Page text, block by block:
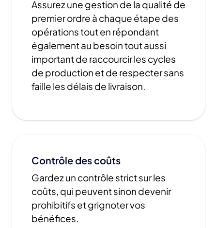
Assurez une gestion de la qualité de
premier ordre à chaque étape des
opérations tout en répondant
également au besoin tout aussi
important de raccourcir les cycles
de production et de respecter sans
faille les délais de livraison.
Contrôle des coûts
Gardez un contrôle strict sur les
coûts, qui peuvent sinon devenir
prohibitifs et grignoter vos
bénéfices.